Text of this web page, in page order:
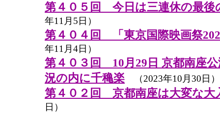
第４０５回 今日は三連休の最後
年11月5日）
第４０４回 「東京国際映画祭
年11月4日）
第４０３回 10月29日 京都南座
況の内に千穐楽 （2023年10月30日）
第４０２回 京都南座は大変な大
日）